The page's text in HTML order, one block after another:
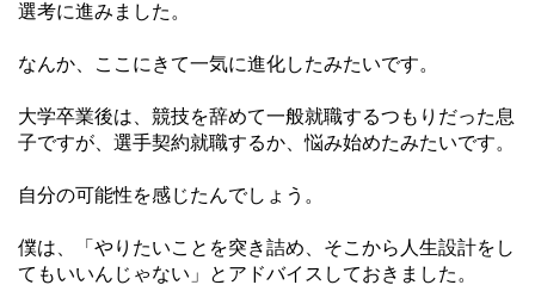
選考に進みました。
なんか、ここにきて一気に進化したみたいです。
大学卒業後は、競技を辞めて一般就職するつもりだった息
子ですが、選手契約就職するか、悩み始めたみたいです。
自分の可能性を感じたんでしょう。
僕は、「やりたいことを突き詰め、そこから人生設計をし
てもいいんじゃない」とアドバイスしておきました。